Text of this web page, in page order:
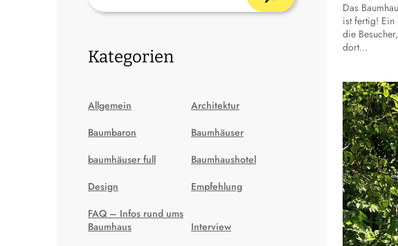
Kategorien
Allgemein
Architektur
Baumbaron
Baumhäuser
baumhäuser full
Baumhaushotel
Design
Empfehlung
FAQ – Infos rund ums
Baumhaus
Interview
Das
ist fertig! Ein
die
dort...